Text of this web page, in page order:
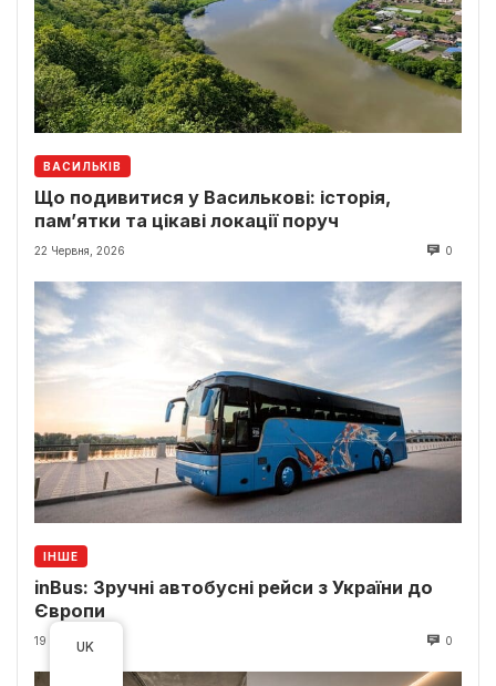
ВАСИЛЬКІВ
Що подивитися у Василькові: історія,
пам’ятки та цікаві локації поруч
22 Червня, 2026 0
ІНШЕ
inBus: Зручні автобусні рейси з України до
Європи
19 Червня, 2026 0
UK